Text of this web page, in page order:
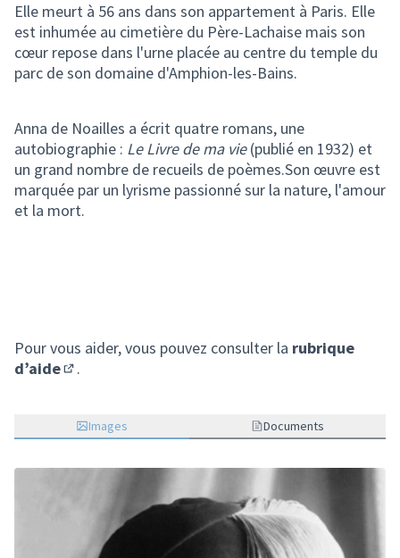
Elle meurt à 56 ans dans son appartement à Paris. Elle
est inhumée au cimetière du Père-Lachaise mais son
cœur repose dans l'urne placée au centre du temple du
parc de son domaine d'Amphion-les-Bains.
Anna de Noailles a écrit quatre romans, une
autobiographie : Le Livre de ma vie(publié en 1932) et
un grand nombre de recueils de poèmes.Son œuvre est
marquée par un lyrisme passionné sur la nature, l'amour
et la mort.
Pour vous aider, vous pouvez consulter la rubrique
d’aide
.
Images Documents